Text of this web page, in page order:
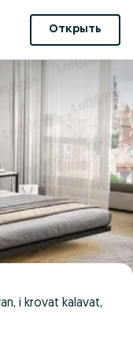
Открыть
i krovat kalavat,